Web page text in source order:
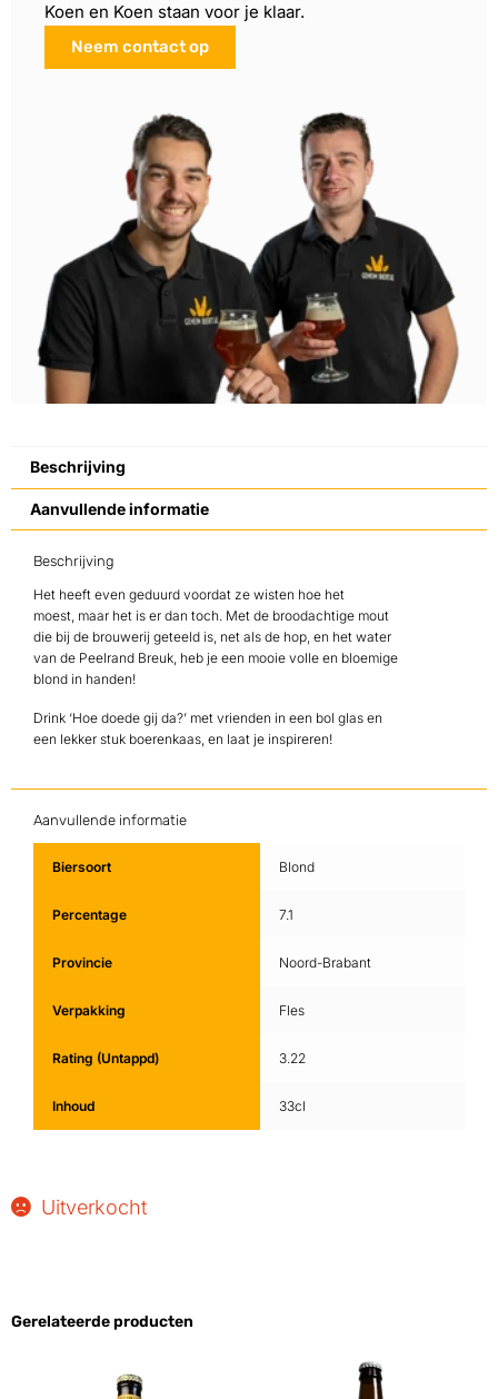
Koen en Koen staan voor je klaar.
Neem contact op
Beschrijving
Aanvullende informatie
Beschrijving
Het heeft even geduurd voordat ze wisten hoe het
moest, maar het is er dan toch. Met de broodachtige mout
die bij de brouwerij geteeld is, net als de hop, en het water
van de Peelrand Breuk, heb je een mooie volle en bloemige
blond in handen!
Drink ‘Hoe doede gij da?’ met vrienden in een bol glas en
een lekker stuk boerenkaas, en laat je inspireren!
Aanvullende informatie
Biersoort Blond
Percentage 7.1
Provincie Noord-Brabant
Verpakking Fles
Rating (Untappd) 3.22
Inhoud 33cl
Uitverkocht
Gerelateerde producten